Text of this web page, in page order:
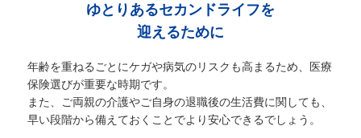
ゆとりあるセカンドライフを
迎えるために
年齢を重ねるごとにケガや病気のリスクも高まるため、医療
保険選びが重要な時期です。
また、ご両親の介護やご自身の退職後の生活費に関しても、
早い段階から備えておくことでより安心できるでしょう。